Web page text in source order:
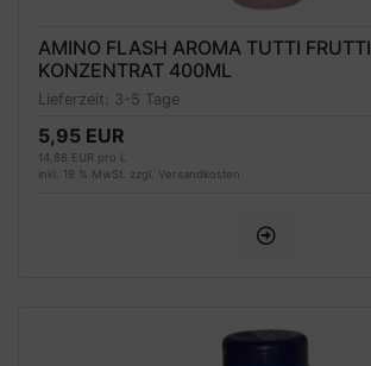
AMINO FLASH AROMA TUTTI FRUTTI
KONZENTRAT 400ML
Lieferzeit: 3-5 Tage
5,95 EUR
14,88 EUR pro L
inkl. 19 % MwSt. zzgl. Versandkosten